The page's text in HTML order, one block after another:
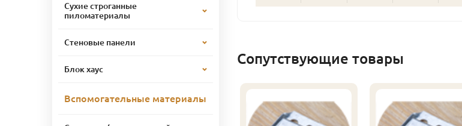
Сопутствующие товары
Сухие строганные
пиломатериалы
Стеновые панели
Блок хаус
Вспомогательные материалы